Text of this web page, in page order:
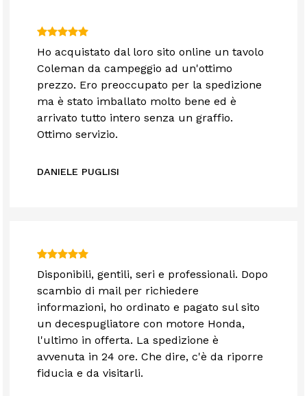
Ho acquistato dal loro sito online un tavolo
Coleman da campeggio ad un'ottimo
prezzo. Ero preoccupato per la spedizione
ma è stato imballato molto bene ed è
arrivato tutto intero senza un graffio.
Ottimo servizio.
DANIELE PUGLISI
Disponibili, gentili, seri e professionali. Dopo
scambio di mail per richiedere
informazioni, ho ordinato e pagato sul sito
un decespugliatore con motore Honda,
l'ultimo in offerta. La spedizione è
avvenuta in 24 ore. Che dire, c'è da riporre
fiducia e da visitarli.